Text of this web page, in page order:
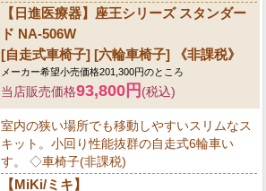
【日進医療器】座王シリーズ スタンダー
ド NA-506W
[自走式車椅子] [六輪車椅子] 《非課税》
メーカー希望小売価格201,300円のところ
当店販売価格93,800円 (税込)
室内の狭い場所でも移動しやすいスリムなス
キット。小回り性能抜群の自走式6輪車い
す。 ◇車椅子(非課税)
【MiKi/ミキ】